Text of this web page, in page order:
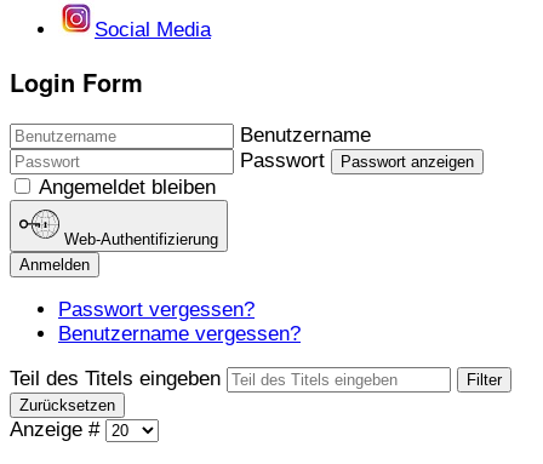
Social Media
Login Form
Benutzername
Passwort
Passwort anzeigen
Angemeldet bleiben
Web-Authentifizierung
Anmelden
Passwort vergessen?
Benutzername vergessen?
Teil des Titels eingeben
Filter
Zurücksetzen
Anzeige #